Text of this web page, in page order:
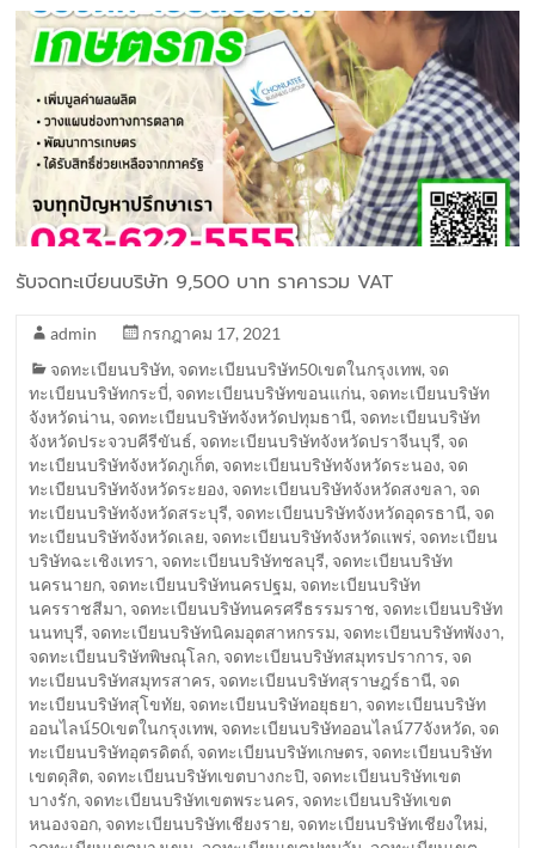
รับจดทะเบียนบริษัท 9,500 บาท ราคารวม VAT
admin
กรกฎาคม 17, 2021
จดทะเบียนบริษัท, จดทะเบียนบริษัท50เขตในกรุงเทพ, จด
ทะเบียนบริษัทกระบี่, จดทะเบียนบริษัทขอนแก่น, จดทะเบียนบริษัท
จังหวัดน่าน, จดทะเบียนบริษัทจังหวัดปทุมธานี, จดทะเบียนบริษัท
จังหวัดประจวบคีรีขันธ์, จดทะเบียนบริษัทจังหวัดปราจีนบุรี, จด
ทะเบียนบริษัทจังหวัดภูเก็ต, จดทะเบียนบริษัทจังหวัดระนอง, จด
ทะเบียนบริษัทจังหวัดระยอง, จดทะเบียนบริษัทจังหวัดสงขลา, จด
ทะเบียนบริษัทจังหวัดสระบุรี, จดทะเบียนบริษัทจังหวัดอุดรธานี, จด
ทะเบียนบริษัทจังหวัดเลย, จดทะเบียนบริษัทจังหวัดแพร่, จดทะเบียน
บริษัทฉะเชิงเทรา, จดทะเบียนบริษัทชลบุรี, จดทะเบียนบริษัท
นครนายก, จดทะเบียนบริษัทนครปฐม, จดทะเบียนบริษัท
นครราชสีมา, จดทะเบียนบริษัทนครศรีธรรมราช, จดทะเบียนบริษัท
นนทบุรี, จดทะเบียนบริษัทนิคมอุตสาหกรรม, จดทะเบียนบริษัทพังงา,
จดทะเบียนบริษัทพิษณุโลก, จดทะเบียนบริษัทสมุทรปราการ, จด
ทะเบียนบริษัทสมุทรสาคร, จดทะเบียนบริษัทสุราษฎร์ธานี, จด
ทะเบียนบริษัทสุโขทัย, จดทะเบียนบริษัทอยุธยา, จดทะเบียนบริษัท
ออนไลน์50เขตในกรุงเทพ, จดทะเบียนบริษัทออนไลน์77จังหวัด, จด
ทะเบียนบริษัทอุตรดิตถ์, จดทะเบียนบริษัทเกษตร, จดทะเบียนบริษัท
เขตดุสิต, จดทะเบียนบริษัทเขตบางกะปิ, จดทะเบียนบริษัทเขต
บางรัก, จดทะเบียนบริษัทเขตพระนคร, จดทะเบียนบริษัทเขต
หนองจอก, จดทะเบียนบริษัทเชียงราย, จดทะเบียนบริษัทเชียงใหม่,